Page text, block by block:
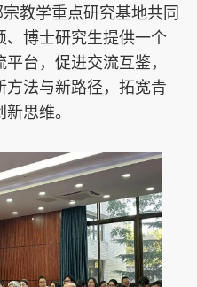
教学重点研究基地共同
、博士研究生提供一个
台，促进交流互鉴，
法与新路径，拓宽青
思维。